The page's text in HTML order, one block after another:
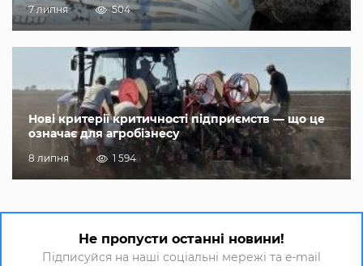
7 липня 504
Нові критерії критичності підприємств — що це
означає для агробізнесу
8 липня 1 594
Не пропусти останні новини!
Підписуйся на наші соціальні мережі та e-mail